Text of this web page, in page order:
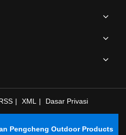
| XML | Dasar Privasi
Pengcheng Outdoor Products